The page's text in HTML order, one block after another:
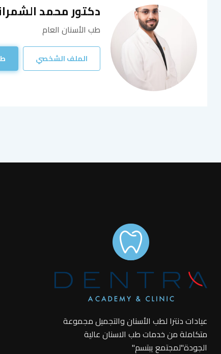
دكتور محمد
طب الأسنان العام
الملف الشخصي
عيادات دنترا لطب الأسنان والتجميل مجموعة
متكاملة من خدمات طب الاسنان عالية
الجودة"لمجتمع يبتسم"